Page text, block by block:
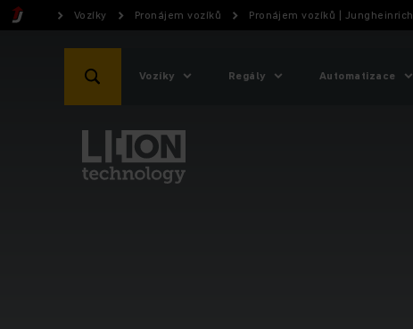
Vozíky Pronájem vozíků Pronájem vozíků | Jungheinrich
Vozíky Regály Automatizace